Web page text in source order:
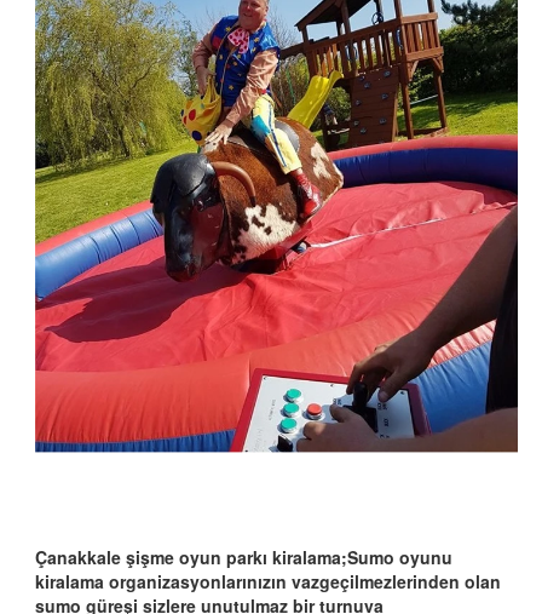
Çanakkale şişme oyun parkı kiralama;Sumo oyunu
kiralama organizasyonlarınızın vazgeçilmezlerinden olan
sumo güreşi sizlere unutulmaz bir turnuva